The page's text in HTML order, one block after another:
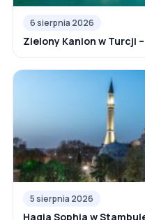
6 sierpnia 2026
Zielony Kanion w Turcji
5 sierpnia 2026
Hagia Sophia w